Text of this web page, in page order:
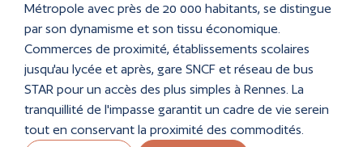
Métropole avec près de 20 000 habitants, se distingue
par son dynamisme et son tissu économique.
Commerces de proximité, établissements scolaires
jusqu'au lycée et après, gare SNCF et réseau de bus
STAR pour un accès des plus simples à Rennes. La
tranquillité de l'impasse garantit un cadre de vie serein
tout en conservant la proximité des commodités.